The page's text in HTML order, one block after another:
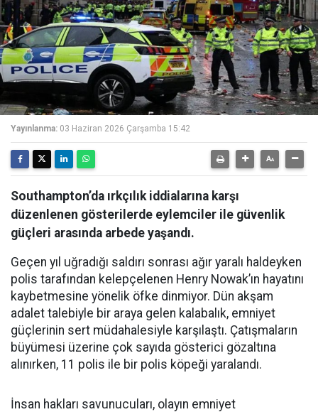
Yayınlanma: 03 Haziran 2026 Çarşamba 15:42
Southampton’da ırkçılık iddialarına karşı
düzenlenen gösterilerde eylemciler ile güvenlik
güçleri arasında arbede yaşandı.
Geçen yıl uğradığı saldırı sonrası ağır yaralı haldeyken
polis tarafından kelepçelenen Henry Nowak’ın hayatını
kaybetmesine yönelik öfke dinmiyor. Dün akşam
adalet talebiyle bir araya gelen kalabalık, emniyet
güçlerinin sert müdahalesiyle karşılaştı. Çatışmaların
büyümesi üzerine çok sayıda gösterici gözaltına
alınırken, 11 polis ile bir polis köpeği yaralandı.
İnsan hakları savunucuları, olayın emniyet